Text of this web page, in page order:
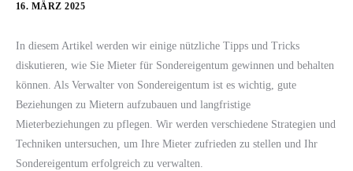
16. MÄRZ 2025
In diesem Artikel werden wir einige nützliche Tipps und Tricks
diskutieren, wie Sie Mieter für Sondereigentum gewinnen und behalten
können. Als Verwalter von Sondereigentum ist es wichtig, gute
Beziehungen zu Mietern aufzubauen und langfristige
Mieterbeziehungen zu pflegen. Wir werden verschiedene Strategien und
Techniken untersuchen, um Ihre Mieter zufrieden zu stellen und Ihr
Sondereigentum erfolgreich zu verwalten.